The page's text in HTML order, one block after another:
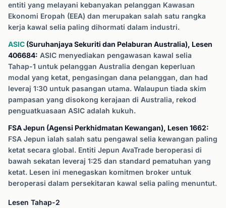
entiti yang melayani kebanyakan pelanggan Kawasan
Ekonomi Eropah (EEA) dan merupakan salah satu rangka
kerja kawal selia paling dihormati dalam industri.
ASIC (Suruhanjaya Sekuriti dan Pelaburan Australia), Lesen
406684: ASIC menyediakan pengawasan kawal selia
Tahap-1 untuk pelanggan Australia dengan keperluan
modal yang ketat, pengasingan dana pelanggan, dan had
leveraj 1:30 untuk pasangan utama. Walaupun tiada skim
pampasan yang disokong kerajaan di Australia, rekod
penguatkuasaan ASIC adalah kukuh.
FSA Jepun (Agensi Perkhidmatan Kewangan), Lesen 1662:
FSA Jepun ialah salah satu pengawal selia kewangan paling
ketat secara global. Entiti Jepun AvaTrade beroperasi di
bawah sekatan leveraj 1:25 dan standard pematuhan yang
ketat. Lesen ini menegaskan komitmen broker untuk
beroperasi dalam persekitaran kawal selia paling menuntut.
Lesen Tahap-2